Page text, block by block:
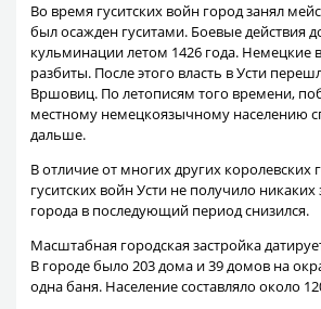
Во время гуситских войн город занял
был осажден гуситами. Боевые действия
кульминации летом 1426 года. Немецкие
разбиты. После этого власть в Усти
Вршовиц. По летописям того времени,
местному немецкоязычному населению
дальше.
В отличие от многих других королевских
гуситских войн Усти не получило
города в последующий период снизился.
Масштабная городская застройка
В городе было 203 дома и 39 домов на
одна баня. Население составляло около